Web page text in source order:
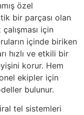
özel
bir parçası olan
için
içinde biriken
hızlı ve etkili bir
korur. Hem
ekipler için
bulunur.
tel sistemleri